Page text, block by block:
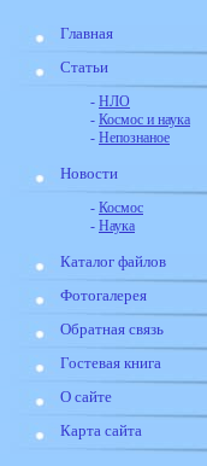
Главная
Статьи
- НЛО
- Космос и наука
- Непознаное
Новости
- Космос
- Наука
Каталог файлов
Фотогалерея
Обратная связь
Гостевая книга
О сайте
Карта сайта